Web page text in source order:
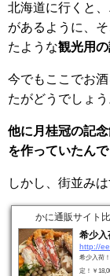
北海道に行くと
があるように、
たような観光用
今でもここでお
たがどうでしょう
他に月桂冠の記
を作っていたんで
しかし、街並みは
かに通販サイト比
希少入
http://
希少入荷
定！￥